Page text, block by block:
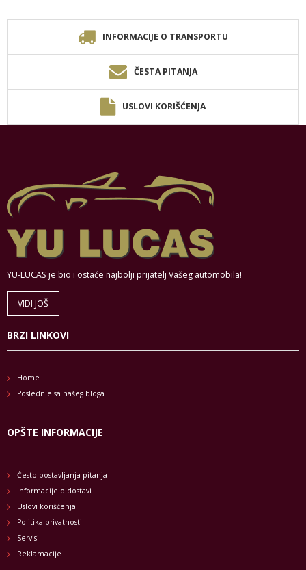
INFORMACIJE O TRANSPORTU
ČESTA PITANJA
USLOVI KORIŠĆENJA
YU-LUCAS je bio i ostaće najbolji prijatelj Vašeg automobila!
VIDI JOŠ
BRZI LINKOVI
Home
Poslednje sa našeg bloga
OPŠTE INFORMACIJE
Često postavljanja pitanja
Informacije o dostavi
Uslovi korišćenja
Politika privatnosti
Servisi
Reklamacije